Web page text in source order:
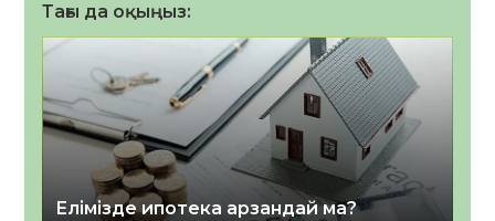
Тағы да оқыңыз:
Елімізде ипотека арзандай ма?